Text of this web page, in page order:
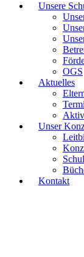
Unsere
OGS
Aktuelles
Unser
Kontakt